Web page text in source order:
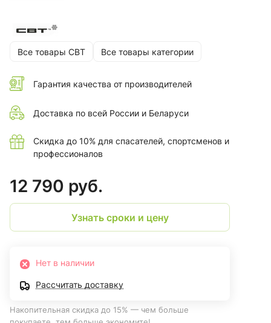
Все товары СВТ Все товары категории
Гарантия качества от производителей
Доставка по всей России и Беларуси
Скидка до 10% для спасателей, спортсменов и
профессионалов
12 790 руб.
Узнать сроки и цену
Нет в наличии
Рассчитать доставку
Накопительная скидка до 15% — чем больше